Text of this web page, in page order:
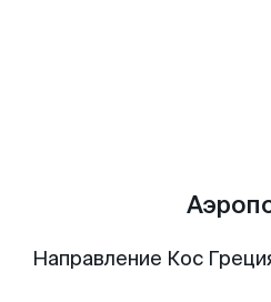
Направление Кос